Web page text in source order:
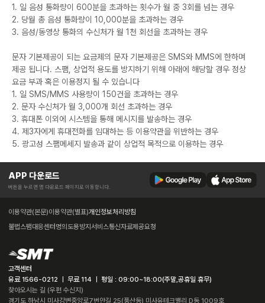
1. 일 음성 통화량이 600분을 초과하는 횟수가 월 중 3회를 넘는 경우
2. 당월 총 음성 통화량이 10,000분을 초과하는 경우
3. 음성/동영상 통화의 수신처가 월 1천 회선을 초과하는 경우
문자 기본제공이 되는 요금제의 문자 기본제공은 SMS와 MMS에 한하며
제공 됩니다. 스팸, 상업적 용도를 방지하기 위해 아래에 해당할 경우 정상
요금 부과 혹은 이용정지 될 수 있습니다
1. 일 SMS/MMS 사용량이 150건을 초과하는 경우
2. 문자 수신처가 월 3,000개 회선 초과하는 경우
3. 휴대폰 이외에 시스템을 통해 메시지를 발송하는 경우
4. 제3자에게 휴대전화를 임대하는 등 이용약관을 위반하는 경우
5. 광고성 스팸메세지 발송과 같이 상업적 목적으로 이용하는 경우
APP 다운로드
버튼을 누르면 앱 다운로드 페이지로 이동합니다.
이용약관(본문)이용약관(별표)개인정보처리방침
불법스팸대응센터 명의도용방지서비스통신자료제공요청
고객센터
유료 1566-0212 ㅣ 무료 114 ㅣ 평일 : 09:00~18:00(주말,공휴일 휴무)
찾아오시는 길 (우편 수신지)
경기도 하남시 미사강변중앙로7번안길 25(풍산동) 미사유테크밸리 D동 1009호